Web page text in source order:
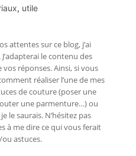
, utile
attentes sur ce blog, j’ai
le contenu des
réponses. Ainsi, si vous
réaliser l’une de mes
de couture (poser une
une parmenture…) ou
le saurais. N’hésitez pas
à me dire ce qui vous ferait
astuces.